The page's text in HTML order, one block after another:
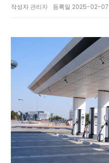
작성자 관리자 등록일 2025-02-07